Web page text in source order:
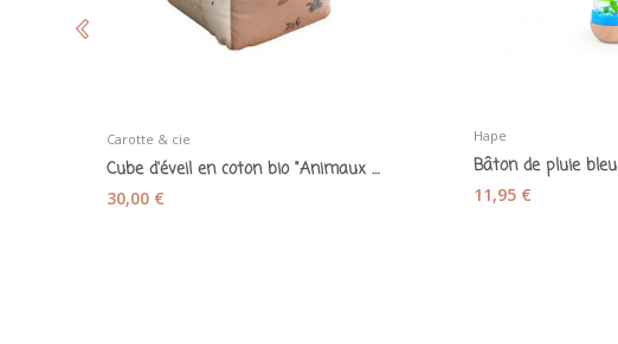
Carotte & cie
Cube d'éveil en coton bio "Animaux de la mer" -...
30,00 €
Hape
Bâton de pluie bleu
11,95 €